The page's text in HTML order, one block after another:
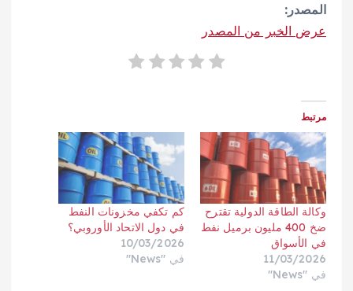
المصدر:
عرض الخبر من المصدر
مرتبط
وكالة الطاقة الدولية تقترح
ضخ 400 مليون برميل نفط
في الأسواق
11/03/2026
في "News"
كم تكفي مخزونات النفط
في دول الاتحاد الأوروبي؟
10/03/2026
في "News"